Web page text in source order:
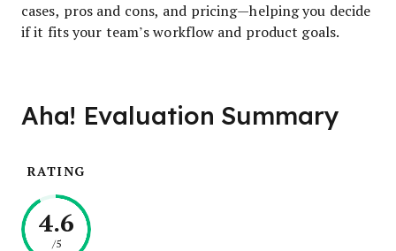
cases, pros and cons, and pricing—helping you decide
if it fits your team’s workflow and product goals.
Aha! Evaluation Summary
RATING
4.6
/5